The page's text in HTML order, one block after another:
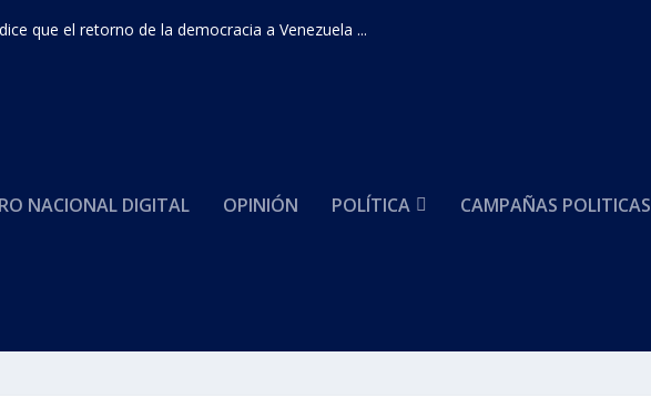
que el retorno de la democracia a Venezuela ...
NACIONAL DIGITAL OPINIÓN POLÍTICA CAMPAÑAS POLITICAS